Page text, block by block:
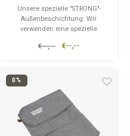
Cover Set
Unsere spezielle "STRONG"-
Außenbeschichtung: Wir
verwenden eine spezielle
meisten unserer Hundebetten.
Hundekissen mit "STRONG"-
Beschichtung sind darauf
ausgelegt, I
€--,-- €--,--
0%